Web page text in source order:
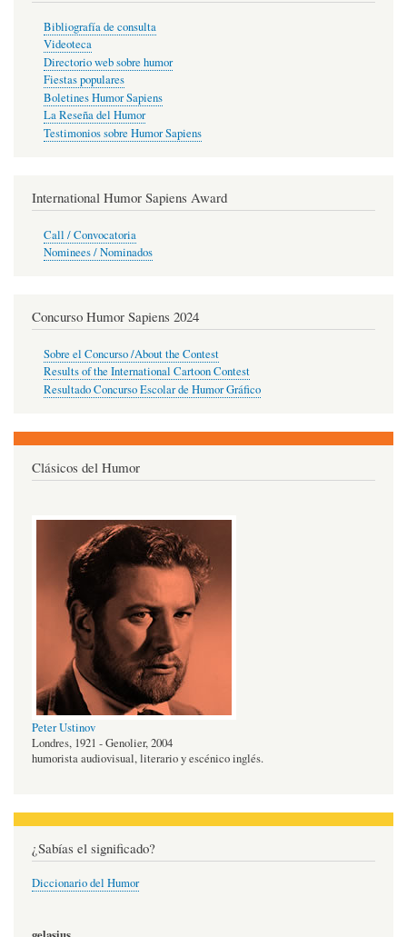
Bibliografía de consulta
Videoteca
Directorio web sobre humor
Fiestas populares
Boletines Humor Sapiens
La Reseña del Humor
Testimonios sobre Humor Sapiens
International Humor Sapiens Award
Call / Convocatoria
Nominees / Nominados
Concurso Humor Sapiens 2024
Sobre el Concurso /About the Contest
Results of the International Cartoon Contest
Resultado Concurso Escolar de Humor Gráfico
Clásicos del Humor
Peter Ustinov
Londres, 1921 - Genolier, 2004
humorista audiovisual, literario y escénico inglés.
¿Sabías el significado?
Diccionario del Humor